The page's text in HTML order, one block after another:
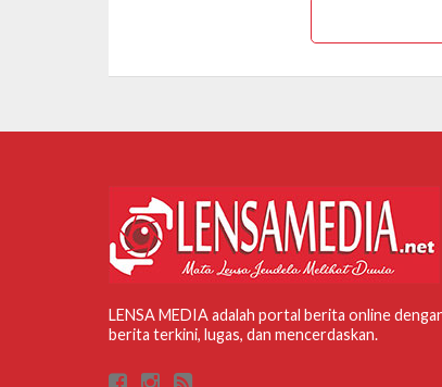
LENSA MEDIA adalah portal berita online
berita terkini, lugas, dan mencerdaskan.